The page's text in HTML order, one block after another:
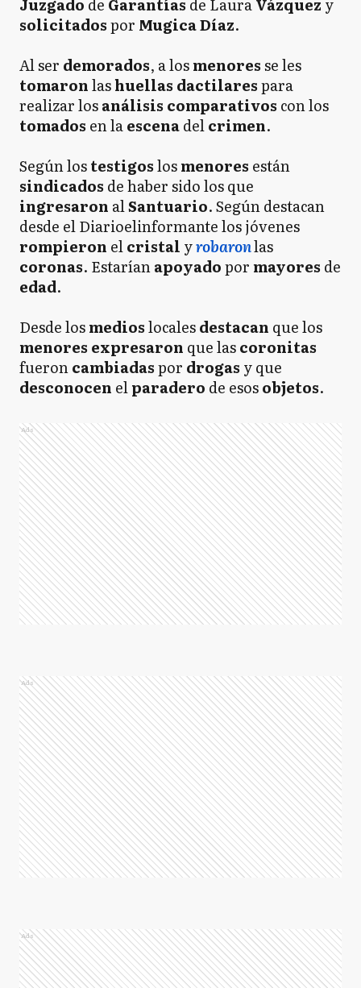
Juzgado de Garantías de LauraVázquez y
solicitadospor Mugica Díaz.
Al ser demorados, a losmenoresse les
tomaronlashuellas dactilarespara
realizar losanálisis comparativos con los
tomados en laescenadelcrimen.
Según lostestigoslosmenores están
sindicados de haber sido los que
ingresaron alSantuario. Según destacan
desde el Diarioelinformante los jóvenes
rompieron elcristal yrobaronlas
coronas. Estaríanapoyadopor mayores de
edad.
Desde losmedioslocalesdestacan que los
menores expresaron que lascoronitas
fueroncambiadaspor drogas y que
desconocen elparadero de esosobjetos.
Ads
Ads
Ads